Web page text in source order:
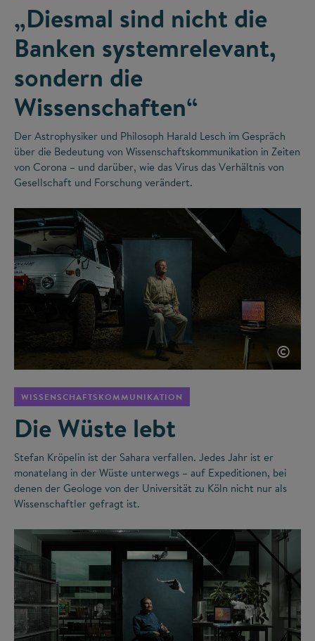
„Diesmal sind nicht die
Banken systemrelevant,
sondern die
Wissenschaften“
Der Astrophysiker und Philosoph Harald Lesch im Gespräch
über die Bedeutung von Wissenschaftskommunikation in Zeiten
von Corona – und darüber, wie das Virus das Verhältnis von
Gesellschaft und Forschung verändert.
©
WISSENSCHAFTSKOMMUNIKATION
Die Wüste lebt
Stefan Kröpelin ist der Sahara verfallen. Jedes Jahr ist er
monatelang in der Wüste unterwegs – auf Expeditionen, bei
denen der Geologe von der Universität zu Köln nicht nur als
Wissenschaftler gefragt ist.